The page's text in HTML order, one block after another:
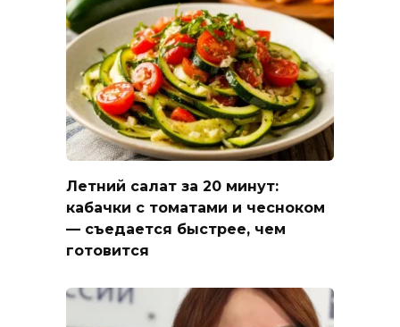
Летний салат за 20 минут:
кабачки с томатами и чесноком
— съедается быстрее, чем
готовится